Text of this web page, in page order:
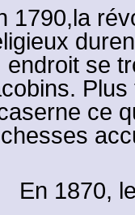
1790,la
endroit se
Plus
ce
En 1870,